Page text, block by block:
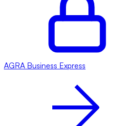
AGRA Business Express